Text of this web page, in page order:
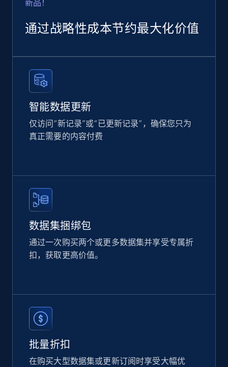
Rating, Reviews count, Images, Variations, and
2.4K+
Home Depot US
URL, Domain, Country code, Model number,
eCommerce
2.1K+ 355+
more.
eCommerce
新品！
通过战略性成本节约最大化价值
智能数据更新
仅访问“新记录”或“已更新记录”，确保您只为
真正需要的内容付费
数据集捆绑包
通过一次购买两个或更多数据集并享受专属折
扣，获取更高价值。
批量折扣
在购买大型数据集或更新订阅时享受大幅优